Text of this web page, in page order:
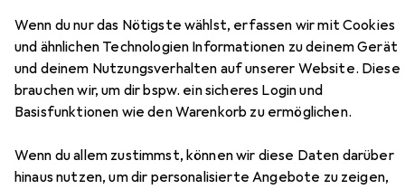
Wenn du nur das Nötigste wählst, erfassen wir mit Cookies
und ähnlichen Technologien Informationen zu deinem Gerät
und deinem Nutzungsverhalten auf unserer Website. Diese
brauchen wir, um dir bspw. ein sicheres Login und
Basisfunktionen wie den Warenkorb zu ermöglichen.
Wenn du allem zustimmst, können wir diese Daten darüber
hinaus nutzen, um dir personalisierte Angebote zu zeigen,
Metall